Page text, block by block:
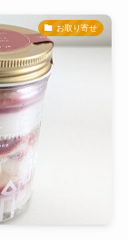
お取り寄せ